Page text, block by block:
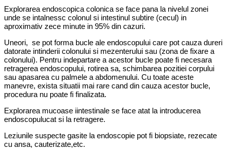
Explorarea endoscopica colonica se face pana la nivelul zonei
unde se intalnessc colonul si intestinul subtire (cecul) in
aproximativ zece minute in 95% din cazuri.
Uneori, se pot forma bucle ale endoscopului care pot cauza dureri
datorate intinderii colonului si mezenterului sau (zona de fixare a
colonului). Pentru indepartare a acestor bucle poate fi necesara
retragerea endoscopului, rotirea sa, schimbarea pozitiei corpului
sau apasarea cu palmele a abdomenului. Cu toate aceste
manevre, exista situatii mai rare cand din cauza acestor bucle,
procedura nu poate fi finalizata.
Explorarea mucoase iintestinale se face atat la introducerea
endoscopulucat si la retragere.
Leziunile suspecte gasite la endoscopie pot fi biopsiate, rezecate
cu ansa, cauterizate,etc.